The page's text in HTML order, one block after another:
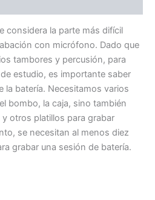
considera la parte más difícil
con micrófono. Dado que
tambores y percusión, para
estudio, es importante saber
la batería. Necesitamos varios
bombo, la caja, sino también
otros platillos para grabar
se necesitan al menos diez
grabar una sesión de batería.